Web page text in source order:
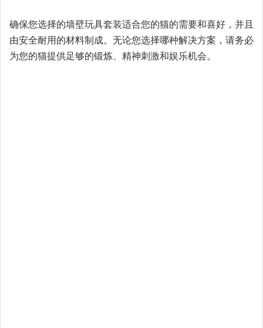
确保您选择的墙壁玩具套装适合您的猫的需要和喜好，并且
由安全耐用的材料制成。无论您选择哪种解决方案，请务必
为您的猫提供足够的锻炼、精神刺激和娱乐机会。